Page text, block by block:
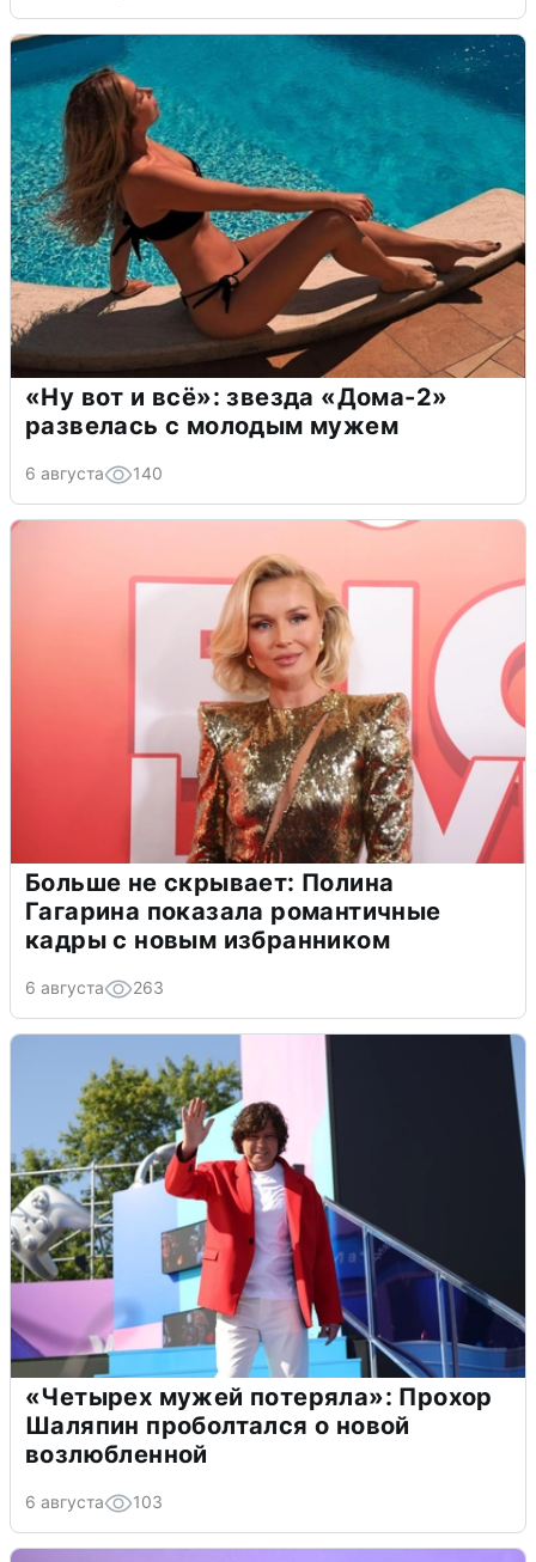
«Ну вот и всё»: звезда «Дома-2»
развелась с молодым мужем
6 августа 140
Больше не скрывает: Полина
Гагарина показала романтичные
кадры с новым избранником
6 августа 263
«Четырех мужей потеряла»: Прохор
Шаляпин проболтался о новой
возлюбленной
6 августа 103